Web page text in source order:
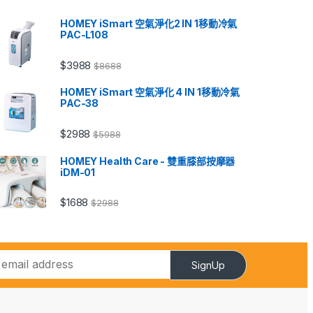
HOMEY iSmart 空氣淨化2 IN 1移動冷氣
PAC-L108
$3988 $8688
HOMEY iSmart 空氣淨化 4 IN 1移動冷氣
PAC-38
$2988 $5988
HOMEY Health Care - 雙重膝部按摩器
iDM-01
$1688 $2988
SignUp